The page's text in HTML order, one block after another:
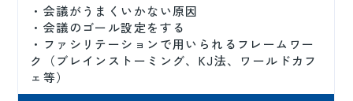
・会議がうまくいかない原因
・会議のゴール設定をする
・ファシリテーションで用いられるフレームワー
ク（ブレインストーミング、KJ法、ワールドカフ
ェ等）